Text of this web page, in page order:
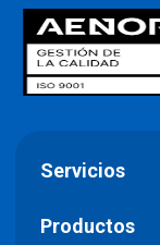
Servicios
Productos